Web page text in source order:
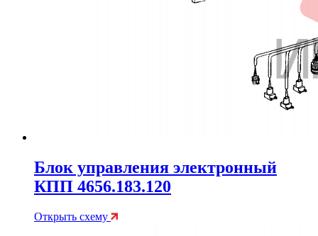
Блок управления электронный
КПП 4656.183.120
Открыть схему